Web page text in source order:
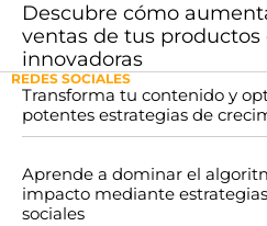
Descubre cómo
ventas de tus productos
innovadoras
REDES SOCIALES
Transforma tu contenido y
potentes estrategias de
Aprende a dominar el
impacto mediante
sociales